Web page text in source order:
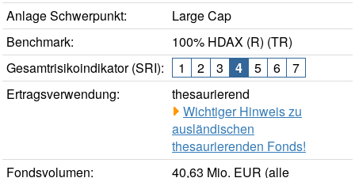
Anlage Schwerpunkt:
Large Cap
Benchmark:
100% HDAX (R) (TR)
Gesamtrisikoindikator (SRI):
1 2 3 4 5 6
7
Ertragsverwendung:
thesaurierend
Wichtiger Hinweis zu
ausländischen
thesaurierenden Fonds!
Fondsvolumen:
40,63 Mio. EUR (alle